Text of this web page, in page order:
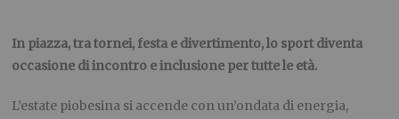
In piazza, tra tornei, festa e divertimento, lo sport diventa
occasione di incontro e inclusione per tutte le età.
L’estate piobesina si accende con un’ondata di energia,